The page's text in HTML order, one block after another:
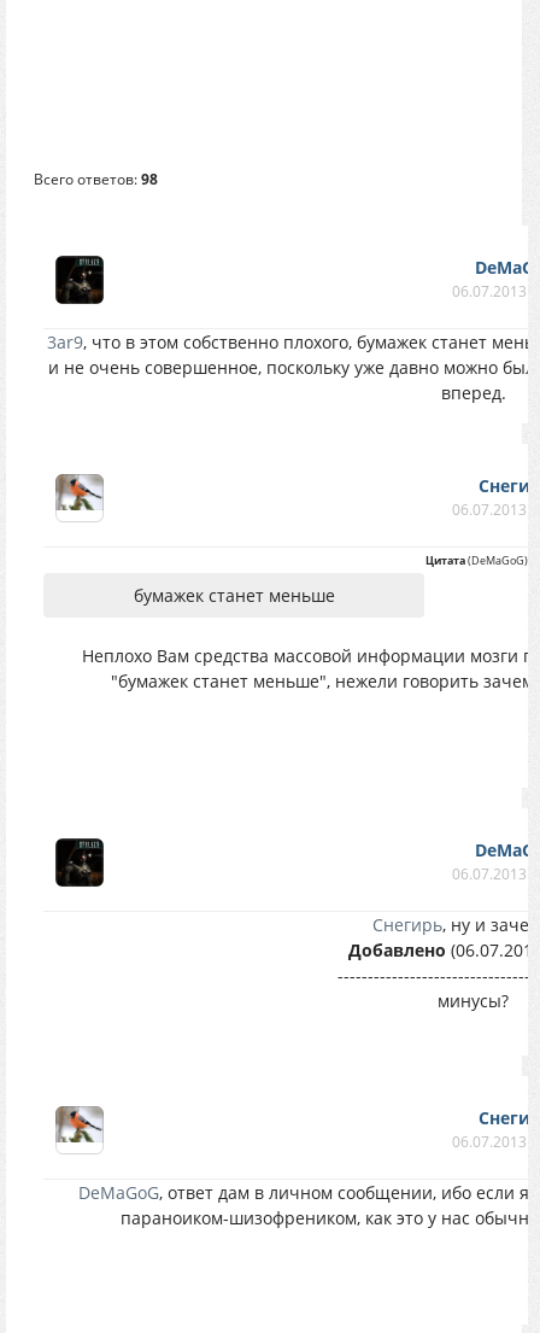
Всего ответов:98
06.07.2013
3ar9, что в этом собственно плохого, бумажек станет
и не очень совершенное, поскольку уже давно можно
вперед.
06.07.2013
Цитата(DeMaGoG)
бумажек станет меньше
Неплохо Вам средства массовой информации мозги
"бумажек станет меньше", нежели говорить
06.07.2013
Снегирь, ну и
Добавлено
минусы?
06.07.2013
DeMaGoG, ответ дам в личном сообщении, ибо если
параноиком-шизофреником, как это у нас